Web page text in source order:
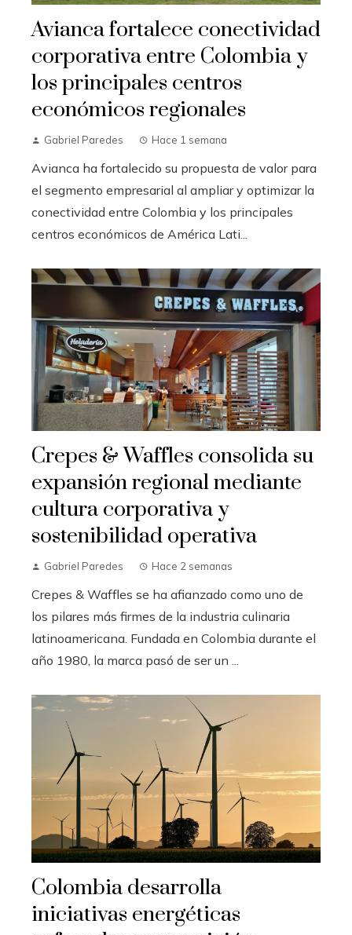
Avianca fortalece conectividad
corporativa entre Colombia y
los principales centros
económicos regionales
Gabriel Paredes Hace 1 semana
Avianca ha fortalecido su propuesta de valor para
el segmento empresarial al ampliar y optimizar la
conectividad entre Colombia y los principales
centros económicos de América Lati...
Crepes & Waffles consolida su
expansión regional mediante
cultura corporativa y
sostenibilidad operativa
Gabriel Paredes Hace 2 semanas
Crepes & Waffles se ha afianzado como uno de
los pilares más firmes de la industria culinaria
latinoamericana. Fundada en Colombia durante el
año 1980, la marca pasó de ser un ...
Colombia desarrolla
iniciativas energéticas